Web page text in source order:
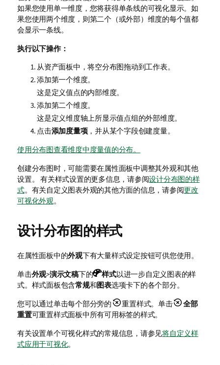
如果您使用单一维度，您将获得单条线的可视化显示。如
果您使用两个维度，则第二个（或外部）维度的每个值都
会显示一条线。
执行以下操作：
从资产面板中，将空分布图拖动到工作表。
添加第一个维度。
这是定义值点的内部维度。
添加第二个维度。
这是定义维度轴上所显示值点组的外部维度。
点击添加度量项，并从某个字段创建度量。
使用分布图查看维度中度量值的分布。
创建分布图时，可能需要在属性面板中调整其外观和其他
设置。 有关样式设置的更多信息，请参阅设计分布图的样
式。有关自定义图表外观的其他方面的信息，请参阅更改
可视化外观。
设计分布图的样式
在属性面板中的外观下有大量样式设定按钮可供您使用。
单击外观>演示文稿下的 样式以进一步自定义图表的样
式。样式面板包含常规和图表选项卡下的各个部分。
您可以通过单击每个部分旁的
重置样式。单击
全部
重置可重置样式面板中所有可用标签的样式。
有关设置单个可视化样式的常规信息，请参见将自定义样
式应用于可视化。